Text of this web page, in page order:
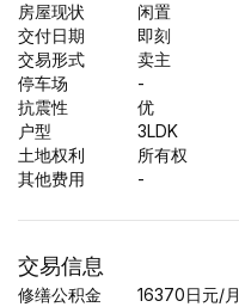
房屋现状
闲置
交付日期
即刻
交易形式
卖主
停车场
-
抗震性
优
户型
3LDK
土地权利
所有权
其他费用
-
交易信息
修缮公积金
16370日元/月